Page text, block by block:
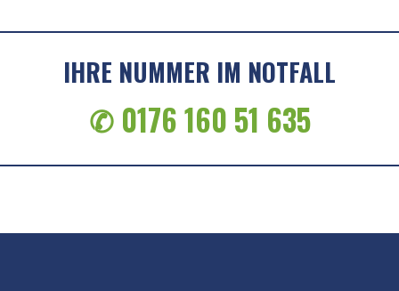
IHRE NUMMER IM NOTFALL
✆ 0176 160 51 635